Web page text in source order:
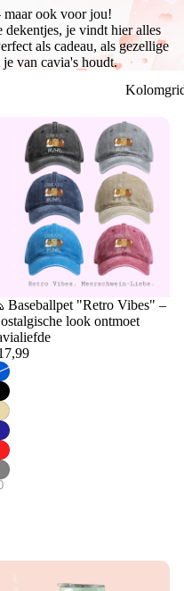
maar ook voor jou!
dekentjes, je vindt hier alles
als cadeau, als gezellige
van cavia's houdt.
Baseballpet "Retro Vibes" –
look ontmoet